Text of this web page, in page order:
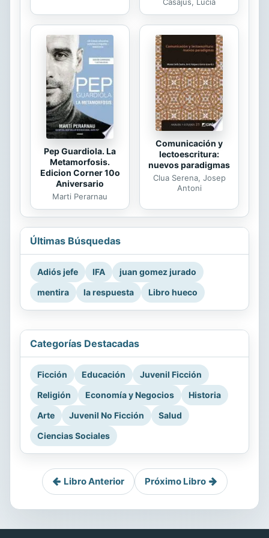
Pep Guardiola. La
Metamorfosis.
Edicion Corner 10o
Aniversario
Marti Perarnau
Comunicación y
lectoescritura:
nuevos paradigmas
Clua Serena, Josep
Antoni
Últimas Búsquedas
Adiós jefe IFA
juan gomez jurado
mentira
la respuesta Libro hueco
Categorías Destacadas
Ficción Educación
Juvenil Ficción
Religión
Economía y Negocios
Historia
Arte
Juvenil No Ficción
Salud
Ciencias Sociales
Libro Anterior Próximo Libro